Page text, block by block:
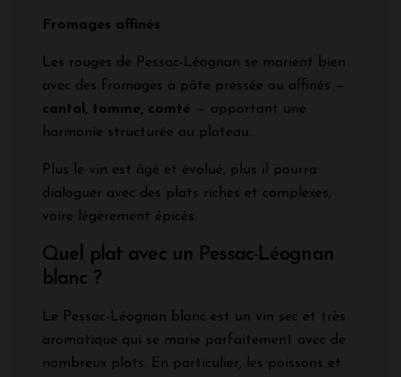
Fromages affinés
Les rouges de Pessac-Léognan se marient bien
avec des fromages à pâte pressée ou affinés —
cantal, tomme, comté — apportant une
harmonie structurée au plateau.
Plus le vin est âgé et évolué, plus il pourra
dialoguer avec des plats riches et complexes,
voire légèrement épicés.
Quel plat avec un Pessac-Léognan
blanc ?
Le Pessac-Léognan blanc est un vin sec et très
aromatique qui se marie parfaitement avec de
nombreux plats. En particulier, les poissons et